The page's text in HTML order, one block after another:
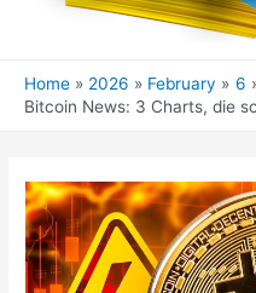
Home 2026 February
6
Bitcoin News: 3 Charts, die